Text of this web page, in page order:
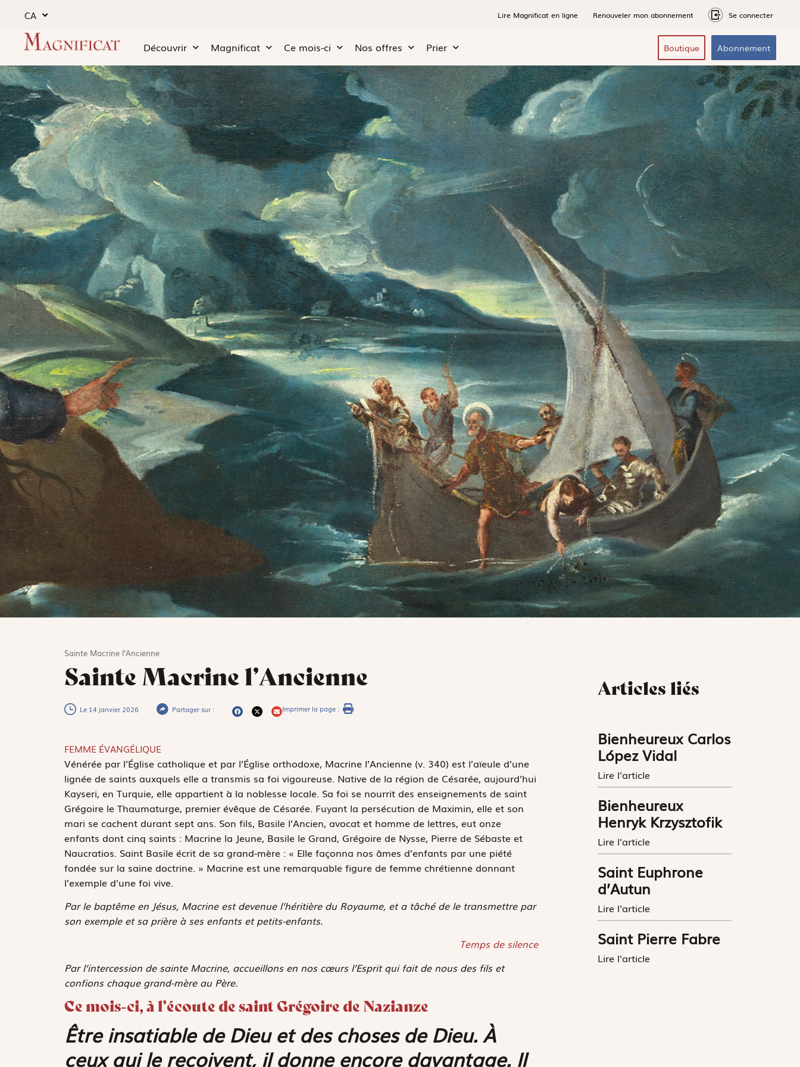
CA Lire Magnificat en ligne Renouveler mon abonnement Se connecter
Découvrir Magnificat Ce mois-ci Nos offres Prier Boutique Abonnement
Sainte Macrine l’Ancienne
Sainte Macrine l’Ancienne
Le 14 janvier 2026 Partager sur : Imprimer la page :
FEMME ÉVANGÉLIQUE
Vénérée par l’Église catholique et par l’Église orthodoxe, Macrine l’Ancienne (v. 340) est l’aïeule d’une
lignée de saints auxquels elle a transmis sa foi vigoureuse. Native de la région de Césarée, aujourd’hui
Kayseri, en Turquie, elle appartient à la noblesse locale. Sa foi se nourrit des enseignements de saint
Grégoire le Thaumaturge, premier évêque de Césarée. Fuyant la persécution de Maximin, elle et son
mari se cachent durant sept ans. Son fils, Basile l’Ancien, avocat et homme de lettres, eut onze
enfants dont cinq saints : Macrine la Jeune, Basile le Grand, Grégoire de Nysse, Pierre de Sébaste et
Naucratios. Saint Basile écrit de sa grand-mère : « Elle façonna nos âmes d’enfants par une piété
fondée sur la saine doctrine. » Macrine est une remarquable figure de femme chrétienne donnant
l’exemple d’une foi vive.
Par le baptême en Jésus, Macrine est devenue l’héritière du Royaume, et a tâché de le transmettre par
son exemple et sa prière à ses enfants et petits-enfants.
Temps de silence
Par l’intercession de sainte Macrine, accueillons en nos cœurs l’Esprit qui fait de nous des fils et
confions chaque grand-mère au Père.
Ce mois-ci, à l’écoute de saint Grégoire de Nazianze
Être insatiable de Dieu et des choses de Dieu. À
ceux qui le reçoivent, il donne encore davantage. Il
Articles liés
Bienheureux Carlos
López Vidal
Lire l'article
Bienheureux
Henryk Krzysztofik
Lire l'article
Saint Euphrone
d’Autun
Lire l'article
Saint Pierre Fabre
Lire l'article